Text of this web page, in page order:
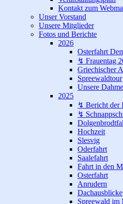
Kontakt zum
Unser Vorstand
Unsere Mitglieder
Fotos und Berichte
2026
Osterfahrt
↯ Frauentag
Griechischer
Spreewaldtour
Unsere
2025
↯ Bericht der
↯
Hochzeit
Slesvig
Oderfahrt
Saalefahrt
Fahrt in den
Osterfahrt
Anrudern
Dachausblicke
Spreewald im